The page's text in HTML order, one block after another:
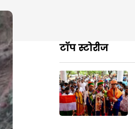
टॉप स्टोरीज